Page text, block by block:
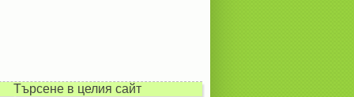
Търсене в целия сайт